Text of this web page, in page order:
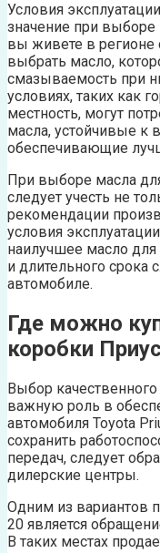
Условия
значение при выборе
вы живете в регионе
выбрать масло,
смазываемость при
условиях, таких как
местность, могут
масла, устойчивые к
обеспечивающие
При выборе масла
следует учесть не
рекомендации
условия
наилучшее масло
и длительного
автомобиле.
Где можно
коробки
Выбор
важную роль в
автомобиля Toyota
сохранить
передач, следует
дилерские центры.
Одним из вариантов
20 является
В таких местах